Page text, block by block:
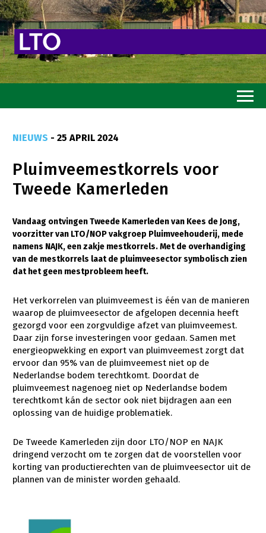
Goed eten
Mooi groen
Sterk ondernemerschap
Transitiepaden
Thema’s
Gezonde dieren
Natuur, klimaat en energie
Bodem en water
Platteland en omgeving
Mens, ondernemerschap en onderwijs
Internationaal
Sectoren
Dier
Kalverhouderij
Biologische Landbouw
Multifunctioneel
NIEUWS - 25 APRIL 2024
Pluimveemestkorrels voor
Tweede Kamerleden
Vandaag ontvingen Tweede Kamerleden van Kees de Jong,
voorzitter van LTO/NOP vakgroep Pluimveehouderij, mede
namens NAJK, een zakje mestkorrels. Met de overhandiging
van de mestkorrels laat de pluimveesector symbolisch zien
dat het geen mestprobleem heeft.
Het verkorrelen van pluimveemest is één van de manieren
waarop de pluimveesector de afgelopen decennia heeft
gezorgd voor een zorgvuldige afzet van pluimveemest.
Daar zijn forse investeringen voor gedaan. Samen met
energieopwekking en export van pluimveemest zorgt dat
ervoor dan 95% van de pluimveemest niet op de
Nederlandse bodem terechtkomt. Doordat de
pluimveemest nagenoeg niet op Nederlandse bodem
terechtkomt kán de sector ook niet bijdragen aan een
oplossing van de huidige problematiek.
De Tweede Kamerleden zijn door LTO/NOP en NAJK
dringend verzocht om te zorgen dat de voorstellen voor
korting van productierechten van de pluimveesector uit de
plannen van de minister worden gehaald.